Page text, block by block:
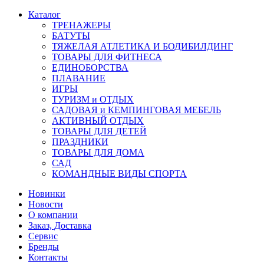
Каталог
ТРЕНАЖЕРЫ
БАТУТЫ
ТЯЖЕЛАЯ АТЛЕТИКА И БОДИБИЛДИНГ
ТОВАРЫ ДЛЯ ФИТНЕСА
ЕДИНОБОРСТВА
ПЛАВАНИЕ
ИГРЫ
ТУРИЗМ и ОТДЫХ
САДОВАЯ и КЕМПИНГОВАЯ МЕБЕЛЬ
АКТИВНЫЙ ОТДЫХ
ТОВАРЫ ДЛЯ ДЕТЕЙ
ПРАЗДНИКИ
ТОВАРЫ ДЛЯ ДОМА
САД
КОМАНДНЫЕ ВИДЫ СПОРТА
Новинки
Новости
О компании
Заказ, Доставка
Сервис
Бренды
Контакты